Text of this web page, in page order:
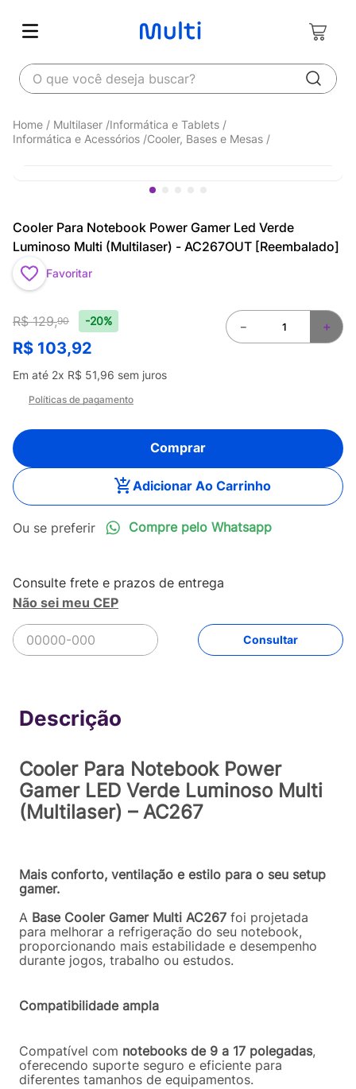
O que você deseja buscar?
Multilaser Informática e Tablets
Informática e Acessórios Cooler, Bases e Mesas
Cooler Para Notebook Power Gamer Led Verde
Luminoso Multi (Multilaser) - AC267OUT [Reembalado]
Favoritar
R$ 129,90 -20%
R$ 103,92
Em até 2x R$ 51,96 sem juros
＋
－
Políticas de pagamento
Comprar
Adicionar Ao Carrinho
Compre pelo Whatsapp
Não sei meu CEP
R$103,92
51
Cooler Para Notebook Power
Gamer LED Verde Luminoso Multi
(Multilaser) – AC267
Mais conforto, ventilação e estilo para o seu setup
gamer.
A Base Cooler Gamer Multi AC267 foi projetada
para melhorar a refrigeração do seu notebook,
proporcionando mais estabilidade e desempenho
durante jogos, trabalho ou estudos.
Compatibilidade ampla
Compatível com notebooks de 9 a 17 polegadas,
oferecendo suporte seguro e eficiente para
diferentes tamanhos de equipamentos.